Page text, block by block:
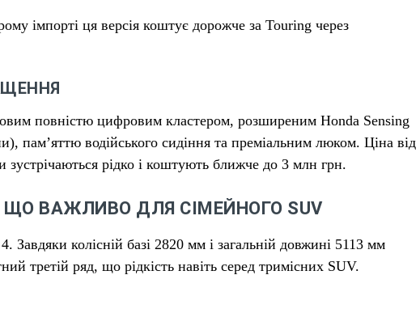
імпорті ця версія коштує дорожче за Touring через
повністю цифровим кластером, розширеним Honda Sensing
пам’яттю водійського сидіння та преміальним люком. Ціна від
зустрічаються рідко і коштують ближче до 3 млн грн.
ВАЖЛИВО ДЛЯ СІМЕЙНОГО SUV
Завдяки колісній базі 2820 мм і загальній довжині 5113 мм
третій ряд, що рідкість навіть серед тримісних SUV.